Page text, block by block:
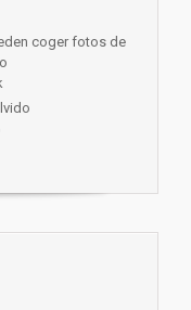
coger fotos de